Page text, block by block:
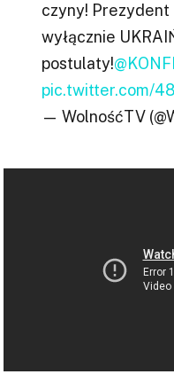
czyny! Prezydent
wyłącznie
postulaty!
pic.twitter.com/
— WolnośćTV